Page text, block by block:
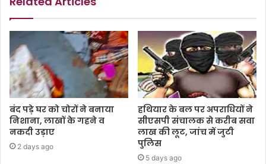
बंद पड़े घर को चोरों ने बनाया
निशाना, लाखों के गहने व
नकदी उड़ाए
2 days ago
हथियार के बल पर अपराधियों ने
सीएसपी संचालक से करीब सवा
लाख की लूट, जांच में जुटी
पुलिस
5 days ago